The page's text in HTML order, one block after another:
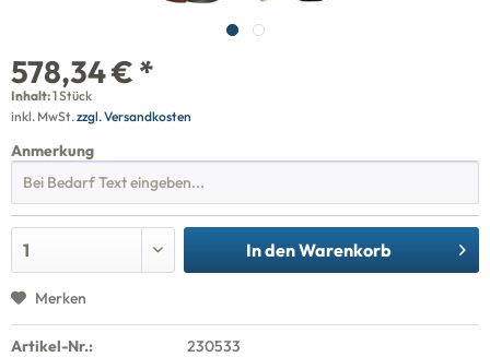
578,34 € *
Inhalt:1 Stück
inkl. MwSt.zzgl. Versandkosten
Anmerkung
In denWarenkorb
Merken
Artikel-Nr.: 230533